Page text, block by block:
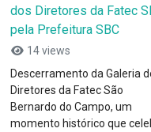
dos Diretores da Fatec
pela Prefeitura SBC
14 views
Descerramento da Galeria
Diretores da Fatec São
Bernardo do Campo, um
momento histórico que